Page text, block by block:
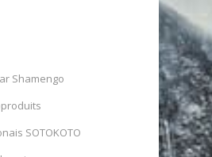
Shamengo
SOTOKOTO